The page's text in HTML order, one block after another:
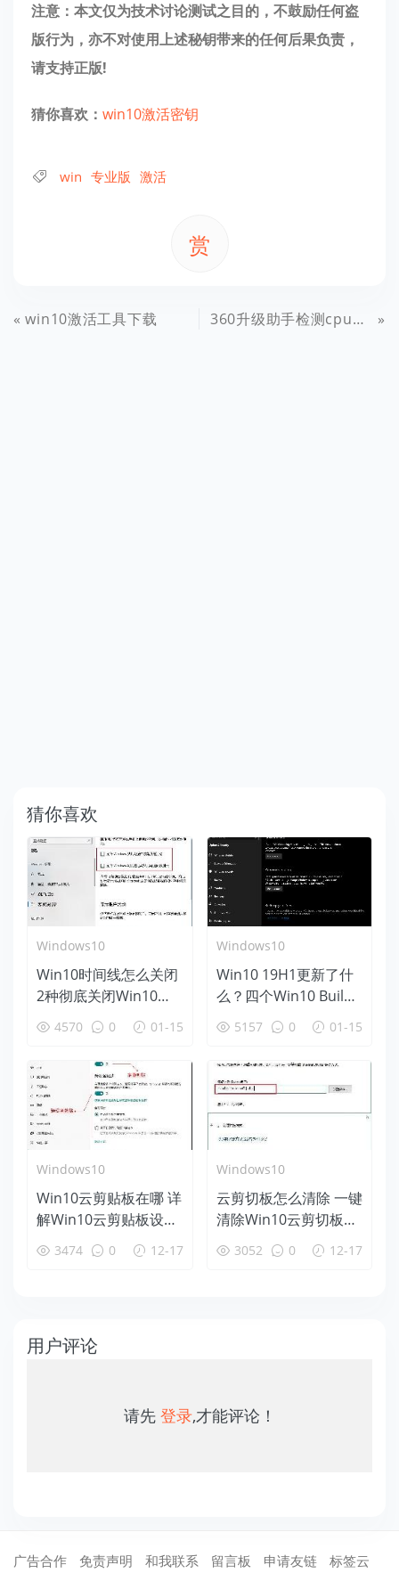
注意：本文仅为技术讨论测试之目的，不鼓励任何盗
版行为，亦不对使用上述秘钥带来的任何后果负责，
请支持正版!
猜你喜欢： win10激活密钥
win 专业版 激活
赏
win10激活工具下载 360升级助手检测cpu温度高解决方法
猜你喜欢
Windows10
Win10时间线怎么关闭
2种彻底关闭Win10时
间线方法
4570 0 01-15
Windows10
Win10 19H1更新了什
么？四个Win10 Build
18312新特性盘点
5157 0 01-15
Windows10
Win10云剪贴板在哪 详
解Win10云剪贴板设置
使用教程
3474 0 12-17
Windows10
云剪切板怎么清除 一键
清除Win10云剪切板方
法 3052 0 12-17
用户评论
请先 登录,才能评论！
广告合作 免责声明 和我联系 留言板 申请友链 标签云